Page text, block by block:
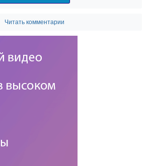
Читать комментарии